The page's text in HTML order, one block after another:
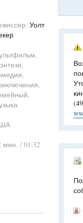
Уолт
мин. / 01:32